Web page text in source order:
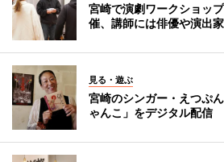
宮崎で演劇ワークショッ
催、講師には俳優や演出
見る・遊ぶ
宮崎のシンガー・えつぷ
ゃんこ」をデジタル配信